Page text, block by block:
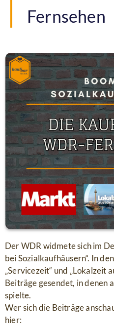
Fernsehen
Der WDR widmete sich im
bei Sozialkaufhäusern“. In
„Servicezeit“ und „Lokalzeit
Beiträge gesendet, in denen
spielte.
Wer sich die Beiträge
hier: